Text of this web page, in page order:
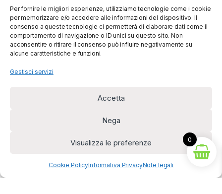
Per fornire le migliori esperienze, utilizziamo tecnologie come i cookie
per memorizzare e/o accedere alle informazioni del dispositivo. Il
consenso a queste tecnologie ci permetterà di elaborare dati come il
comportamento di navigazione o ID unici su questo sito. Non
acconsentire o ritirare il consenso può influire negativamente su
alcune caratteristiche e funzioni.
Gestisci servizi
Accetta
Nega
Visualizza le preferenze
Cookie PolicyInformativa PrivacyNote legali
(0039) 091
5607514
Diritto di recesso
0